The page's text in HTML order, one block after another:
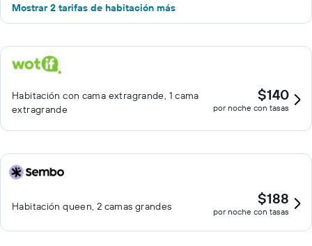
Mostrar 2 tarifas de habitación más
Habitación con cama extragrande, 1 cama
extragrande
$140
por noche con tasas
Habitación queen, 2 camas grandes $188
por noche con tasas